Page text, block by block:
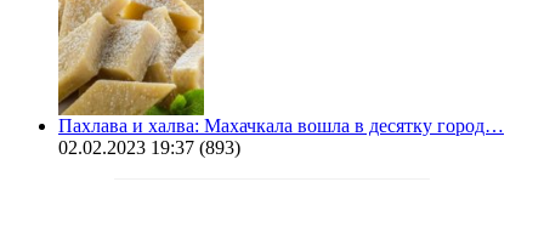
Пахлава и халва: Махачкала вошла в десятку город…
02.02.2023 19:37 (893)